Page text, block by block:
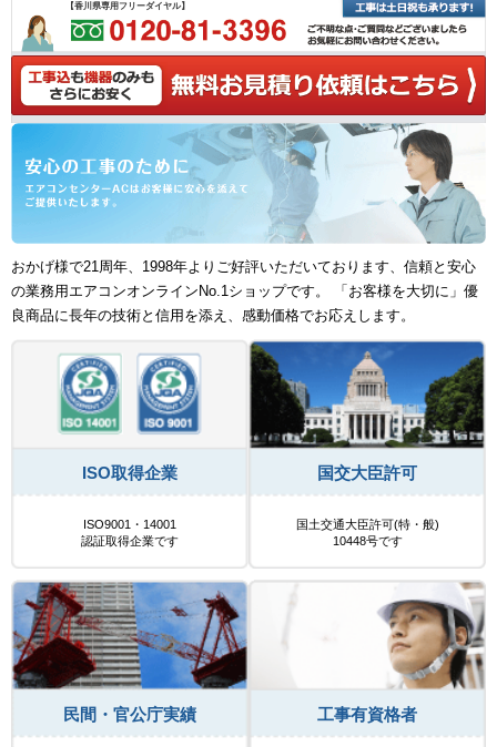
【香川県専用フリーダイヤル】
おかげ様で21周年、1998年よりご好評いただいております、信頼と安心
の業務用エアコンオンラインNo.1ショップです。 「お客様を大切に」優
良商品に長年の技術と信用を添え、感動価格でお応えします。
ISO取得企業
ISO9001・14001
認証取得企業です
国交大臣許可
国土交通大臣許可(特・般)
10448号です
民間・官公庁実績 工事有資格者